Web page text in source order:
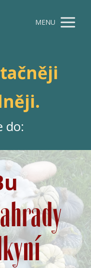
MENU
do: